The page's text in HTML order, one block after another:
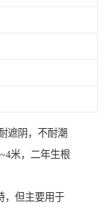
遮阴，不耐潮
米，二年生根
，但主要用于